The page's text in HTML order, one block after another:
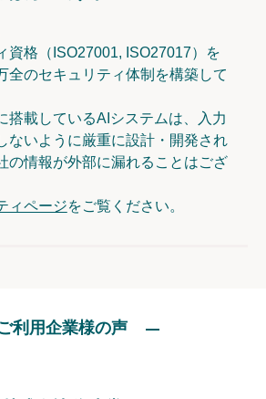
資格（ISO27001, ISO27017）を
全のセキュリティ体制を構築して
搭載しているAIシステムは、入力
ないように厳重に設計・開発され
の情報が外部に漏れることはござ
ィページをご覧ください。
利用企業様の声